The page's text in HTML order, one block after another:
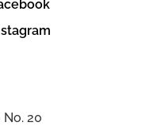
No. 20